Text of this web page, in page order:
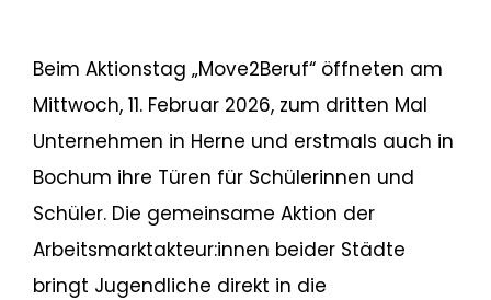
Beim Aktionstag „Move2Beruf“ öffneten am
Mittwoch, 11. Februar 2026, zum dritten Mal
Unternehmen in Herne und erstmals auch in
Bochum ihre Türen für Schülerinnen und
Schüler. Die gemeinsame Aktion der
Arbeitsmarktakteur:innen beider Städte
bringt Jugendliche direkt in die